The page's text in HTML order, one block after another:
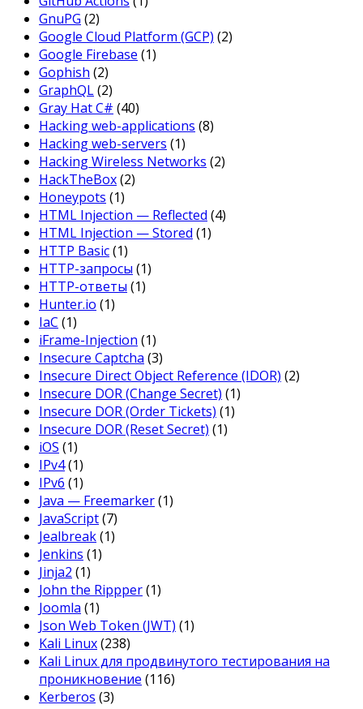
GnuPG (2)
Google Cloud Platform (GCP) (2)
Google Firebase (1)
Gophish (2)
GraphQL(2)
Gray Hat C# (40)
Hacking web-applications (8)
Hacking web-servers (1)
Hacking Wireless Networks (2)
HackTheBox(2)
Honeypots (1)
HTML Injection — Reflected (4)
HTML Injection — Stored (1)
HTTP Basic(1)
HTTP-запросы (1)
HTTP-ответы (1)
Hunter.io (1)
IaC (1)
iFrame-Injection (1)
Insecure Captcha (3)
Insecure Direct Object Reference (IDOR) (2)
Insecure DOR (Change Secret) (1)
Insecure DOR (Order Tickets) (1)
Insecure DOR (Reset Secret) (1)
iOS (1)
IPv4(1)
IPv6 (1)
Java — Freemarker(1)
JavaScript(7)
Jealbreak(1)
Jenkins (1)
Jinja2 (1)
John the Rippper(1)
Joomla (1)
Json Web Token (JWT) (1)
Kali Linux(238)
Kali Linux для продвинутого тестирования на
проникновение (116)
Kerberos (3)